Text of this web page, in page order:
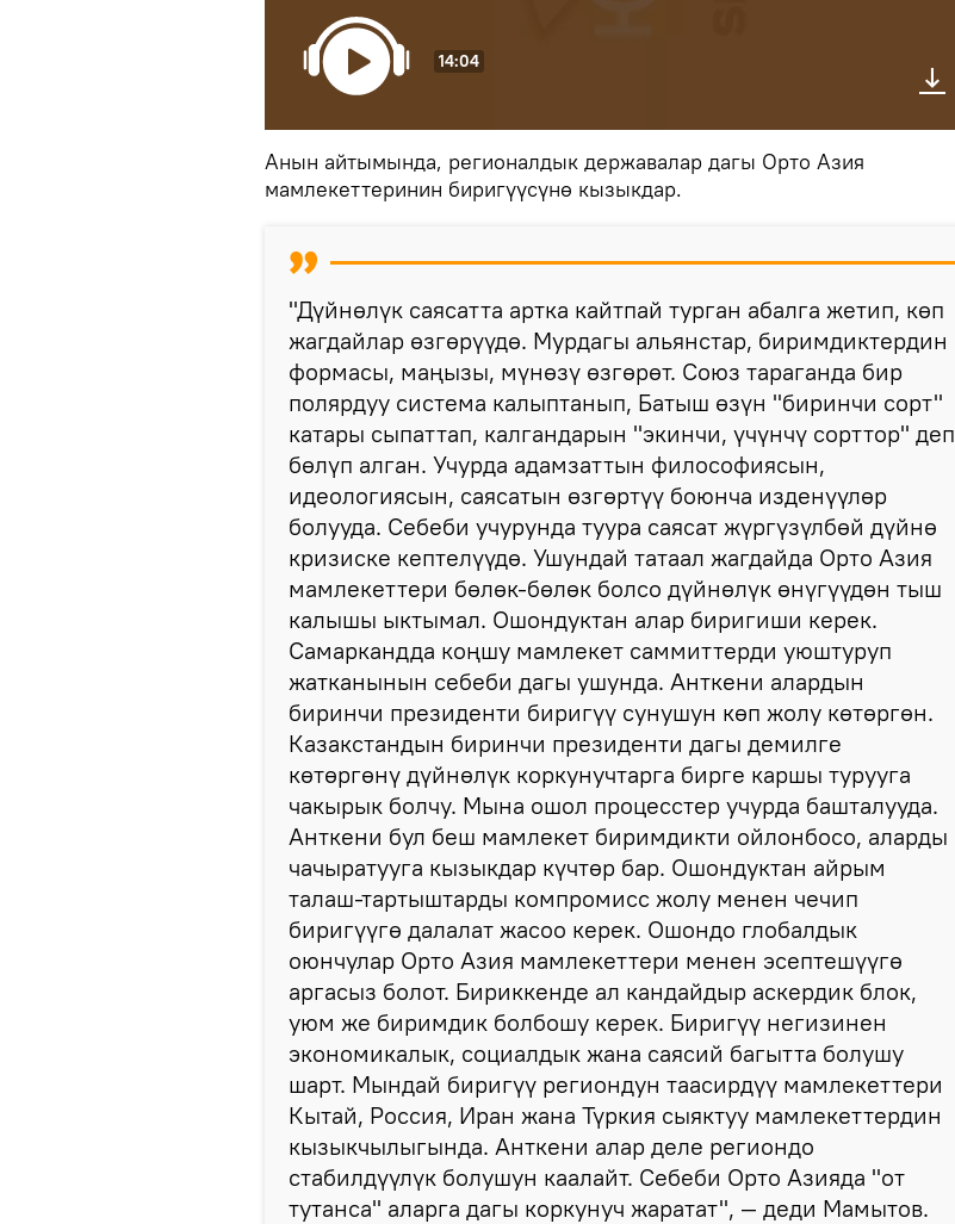
14:04
Анын айтымында, регионалдык державалар дагы Орто Азия
мамлекеттеринин биригүүсүнө кызыкдар.
"Дүйнөлүк саясатта артка кайтпай турган абалга жетип, көп
жагдайлар өзгөрүүдө. Мурдагы альянстар, биримдиктердин
формасы, маңызы, мүнөзү өзгөрөт. Союз тараганда бир
полярдуу система калыптанып, Батыш өзүн "биринчи сорт"
катары сыпаттап, калгандарын "экинчи, үчүнчү сорттор" деп
бөлүп алган. Учурда адамзаттын философиясын,
идеологиясын, саясатын өзгөртүү боюнча изденүүлөр
болууда. Себеби учурунда туура саясат жүргүзүлбөй дүйнө
кризиске кептелүүдө. Ушундай татаал жагдайда Орто Азия
мамлекеттери бөлөк-бөлөк болсо дүйнөлүк өнүгүүдөн тыш
калышы ыктымал. Ошондуктан алар биригиши керек.
Самаркандда коңшу мамлекет саммиттерди уюштуруп
жатканынын себеби дагы ушунда. Анткени алардын
биринчи президенти биригүү сунушун көп жолу көтөргөн.
Казакстандын биринчи президенти дагы демилге
көтөргөнү дүйнөлүк коркунучтарга бирге каршы турууга
чакырык болчу. Мына ошол процесстер учурда башталууда.
Анткени бул беш мамлекет биримдикти ойлонбосо, аларды
чачыратууга кызыкдар күчтөр бар. Ошондуктан айрым
талаш-тартыштарды компромисс жолу менен чечип
биригүүгө далалат жасоо керек. Ошондо глобалдык
оюнчулар Орто Азия мамлекеттери менен эсептешүүгө
аргасыз болот. Бириккенде ал кандайдыр аскердик блок,
уюм же биримдик болбошу керек. Биригүү негизинен
экономикалык, социалдык жана саясий багытта болушу
шарт. Мындай биригүү региондун таасирдүү мамлекеттери
Кытай, Россия, Иран жана Түркия сыяктуу мамлекеттердин
кызыкчылыгында. Анткени алар деле региондо
стабилдүүлүк болушун каалайт. Себеби Орто Азияда "от
тутанса" аларга дагы коркунуч жаратат", — деди Мамытов.